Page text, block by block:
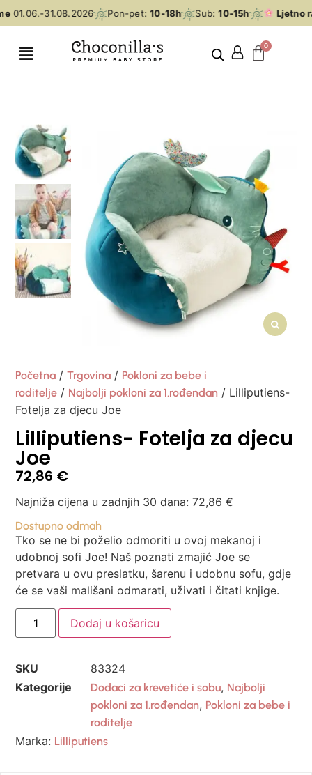
01.06.-31.08.2026 Pon-pet:10-18h Sub:10-15h Ljetno
Početna /Trgovina / Pokloni za bebe i
roditelje / Najbolji pokloni za 1.rođendan / Lilliputiens-
Fotelja za djecu Joe
Lilliputiens- Fotelja za djecu
Joe
72,86 €
Najniža cijena u zadnjih 30 dana:72,86€
Dostupno odmah
Tko se ne bi poželio odmoriti u ovoj mekanoj i
udobnoj sofi Joe! Naš poznati zmajić Joe se
pretvara u ovu preslatku, šarenu i udobnu sofu, gdje
će se vaši mališani odmarati, uživati i čitati knjige.
Dodaj u košaricu
SKU
83324
Kategorije
Dodaci za krevetiće i sobu, Najbolji
pokloni za 1.rođendan, Pokloni za bebe i
roditelje
Marka: Lilliputiens